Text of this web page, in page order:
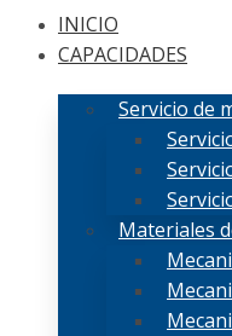
INICIO
CAPACIDADES
Servicio de
Materiales